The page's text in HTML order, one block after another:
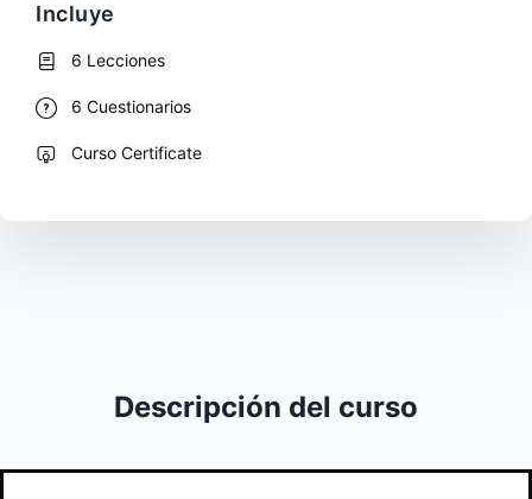
Descripción del curso
Incluye
6 Lecciones
6 Cuestionarios
Curso Certificate